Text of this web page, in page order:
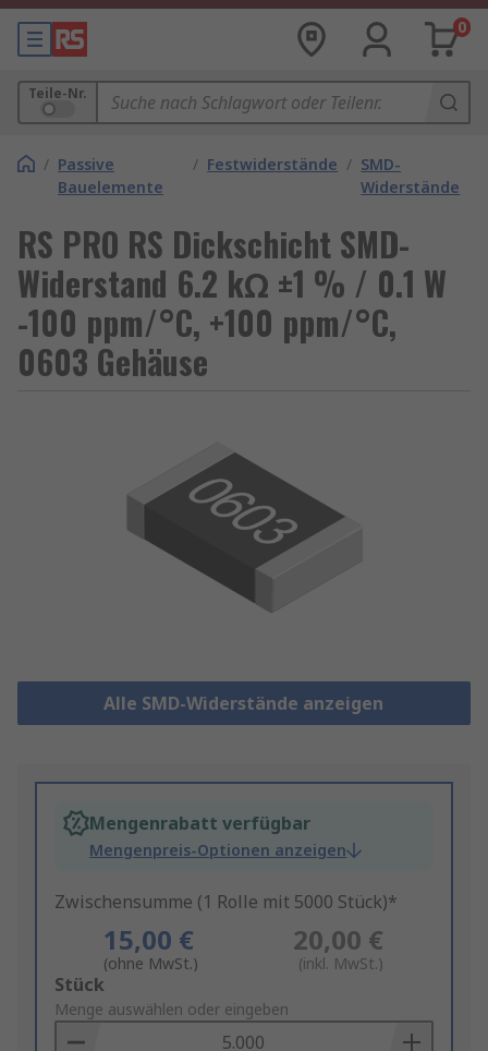
0
Teile-Nr.
/ Passive
Bauelemente
/ Festwiderstände / SMD-
Widerstände
RS PRO RS Dickschicht SMD-
Widerstand 6.2 kΩ ±1 % / 0.1 W
-100 ppm/°C, +100 ppm/°C,
0603 Gehäuse
Alle SMD-Widerstände anzeigen
Mengenrabatt verfügbar
Mengenpreis-Optionen anzeigen
Zwischensumme (1 Rolle mit 5000 Stück)*
15,00 €
(ohne MwSt.)
20,00 €
(inkl. MwSt.)
Add
to
Basket
Stück
Menge auswählen oder eingeben